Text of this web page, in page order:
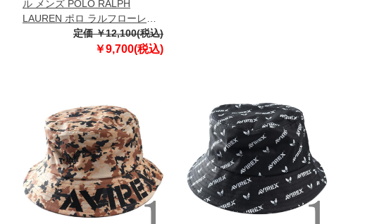
ル メンズ POLO RALPH
LAUREN ポロ ラルフローレン
刺繍入 ハット 帽子 USA直輸入
定価 ￥12,100(税込)
￥9,700(税込)